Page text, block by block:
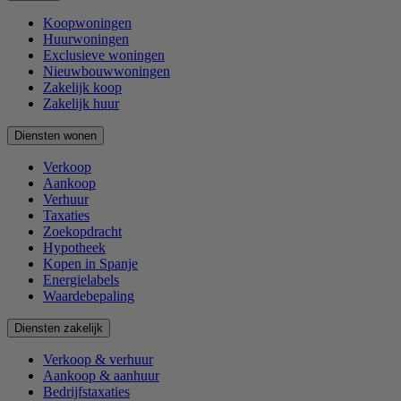
Koopwoningen
Huurwoningen
Exclusieve woningen
Nieuwbouwwoningen
Zakelijk koop
Zakelijk huur
Diensten wonen
Verkoop
Aankoop
Verhuur
Taxaties
Zoekopdracht
Hypotheek
Kopen in Spanje
Energielabels
Waardebepaling
Diensten zakelijk
Verkoop & verhuur
Aankoop & aanhuur
Bedrijfstaxaties